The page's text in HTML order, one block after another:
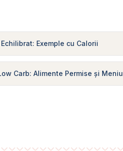
Exemple cu Calorii
Carb: Alimente Permise și Meniu